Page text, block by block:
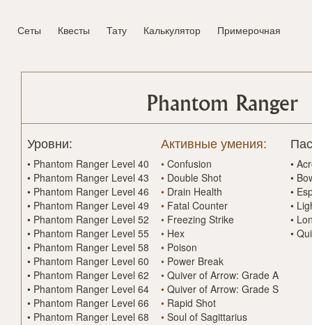
Сеты Квесты Тату Калькулятор Примерочная
Phantom Ranger
Уровни:
• Phantom Ranger Level 40
• Phantom Ranger Level 43
• Phantom Ranger Level 46
• Phantom Ranger Level 49
• Phantom Ranger Level 52
• Phantom Ranger Level 55
• Phantom Ranger Level 58
• Phantom Ranger Level 60
• Phantom Ranger Level 62
• Phantom Ranger Level 64
• Phantom Ranger Level 66
• Phantom Ranger Level 68
Активные умения:
• Confusion
• Double Shot
• Drain Health
• Fatal Counter
• Freezing Strike
• Hex
• Poison
• Power Break
• Quiver of Arrow: Grade A
• Quiver of Arrow: Grade S
• Rapid Shot
• Soul of Sagittarius
•
•
•
•
•
•